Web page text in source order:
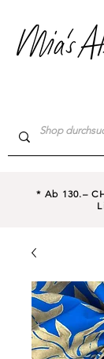
* Ab 130.–